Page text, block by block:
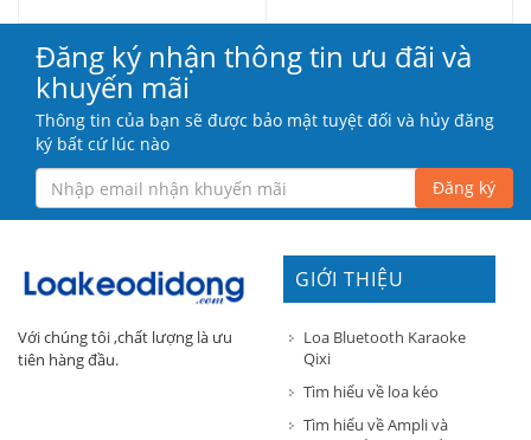
Đăng ký nhận thông tin ưu đãi và
khuyến mãi
Thông tin của bạn sẽ được bảo mật tuyệt đối và hủy đăng
ký bất cứ lúc nào
Đăng ký
Với chúng tôi ,chất lượng là ưu
tiên hàng đầu.
GIỚI THIỆU
Loa Bluetooth Karaoke
Qixi
Tìm hiểu về loa kéo
Tìm hiểu về Ampli và